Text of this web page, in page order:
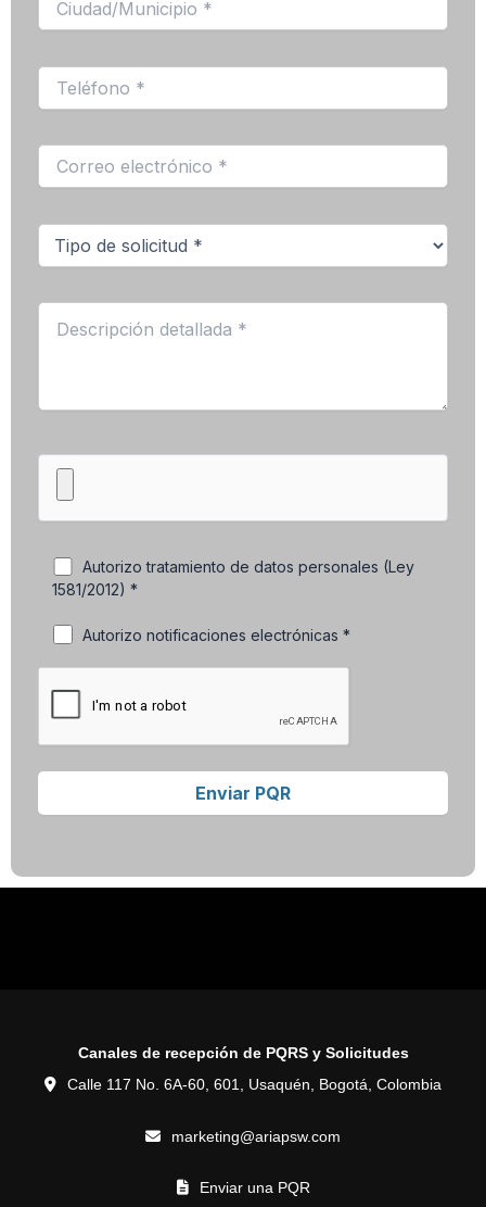
Autorizo tratamiento de datos personales (Ley
1581/2012) *
Autorizo notificaciones electrónicas *
Canales de recepción de PQRS y Solicitudes
Calle 117 No. 6A-60, 601, Usaquén, Bogotá, Colombia
marketing@ariapsw.com
Enviar una PQR